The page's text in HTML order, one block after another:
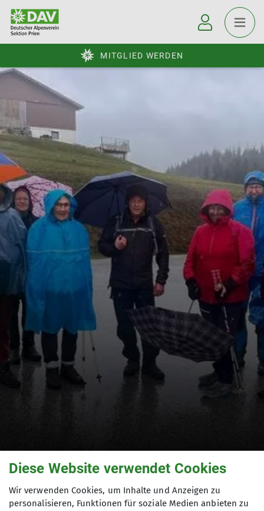
MITGLIED WERDEN
Diese Website verwendet Cookies
Wir verwenden Cookies, um Inhalte und Anzeigen zu
personalisieren, Funktionen für soziale Medien anbieten zu